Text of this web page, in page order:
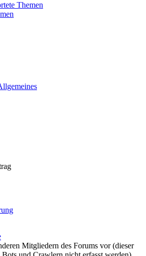
Themen
Mitgliedern des Forums vor (dieser